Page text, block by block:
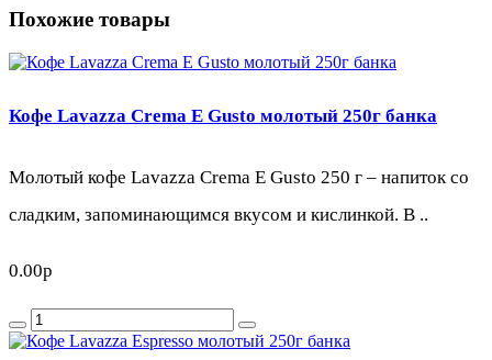
Похожие товары
Кофе Lavazza Crema E Gusto молотый 250г банка
Молотый кофе Lavazza Crema E Gusto 250 г – напиток со
сладким, запоминающимся вкусом и кислинкой. В ..
0.00р